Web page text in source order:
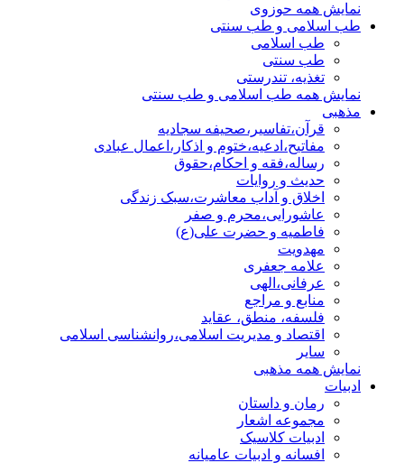
نمایش همه حوزوی
طب اسلامی و طب سنتی
طب اسلامی
طب سنتی
تغذیه، تندرستی
نمایش همه طب اسلامی و طب سنتی
مذهبی
قرآن،تفاسیر،صحیفه سجادیه
مفاتیح،ادعیه،ختوم و اذکار،اعمال عبادی
رساله،فقه و احکام،حقوق
حدیث و روایات
اخلاق و آداب معاشرت،سبک زندگی
عاشورایی،محرم و صفر
فاطمیه و حضرت علی(ع)
مهدویت
علامه جعفری
عرفانی،الهی
منابع و مراجع
فلسفه، منطق، عقاید
اقتصاد و مدیریت اسلامی،روانشناسی اسلامی
سایر
نمایش همه مذهبی
ادبیات
رمان و داستان
مجموعه اشعار
ادبیات کلاسیک
افسانه و ادبیات عامیانه